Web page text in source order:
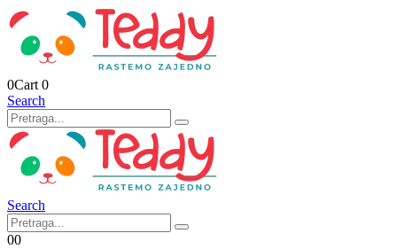
0Cart 0
Search
Search
00